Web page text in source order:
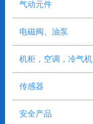
气动元件
电磁阀、油泵
机柜，空调，冷气机
传感器
安全产品